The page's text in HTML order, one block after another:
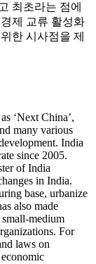
최초라는 점에
제 교류 활성화
한 시사점을 제
‘Next China’,
many various
India
since 2005.
of India
in India.
base, urbanize
also made
small-medium
For
laws on